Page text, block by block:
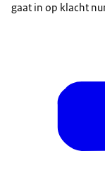
gaat in op klacht